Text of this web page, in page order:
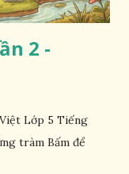
2 -
Lớp 5 Tiếng
tràm Bấm để